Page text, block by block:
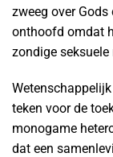
zweeg over
onthoofd omdat
zondige
teken voor de
monogame
dat een